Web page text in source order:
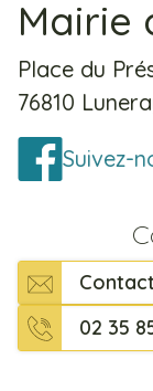
Mairie
Place du
76810
Suivez-
02 35